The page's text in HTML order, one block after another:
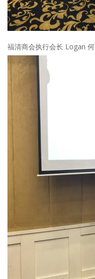
福清商会执行会长 Logan 何